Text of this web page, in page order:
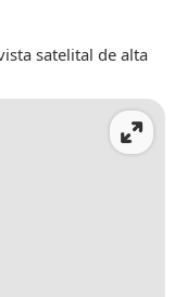
satelital de alta